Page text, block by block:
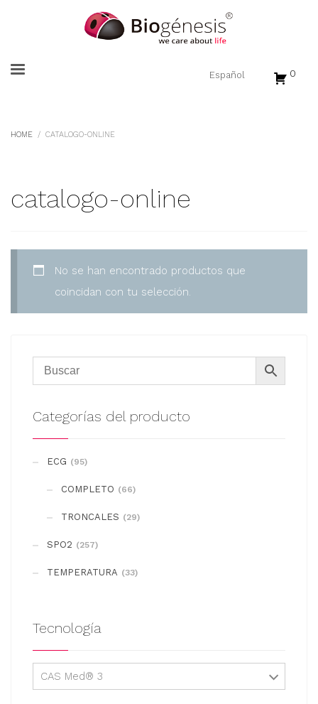
0
HOME CATALOGO-ONLINE
catalogo-online
No se han encontrado productos que
coincidan con tu selección.
Categorías del producto
ECG (95)
COMPLETO (66)
TRONCALES (29)
SPO2 (257)
TEMPERATURA (33)
Tecnología
CAS Med® 3